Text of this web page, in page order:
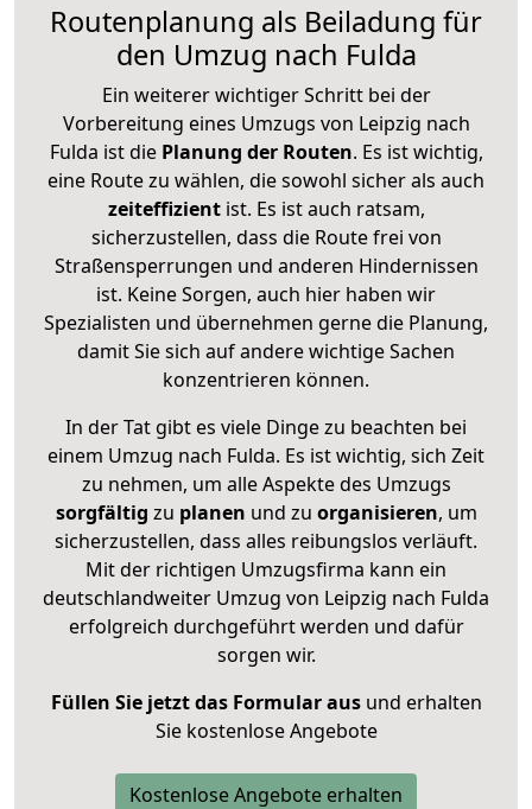
Routenplanung als Beiladung für
den Umzug nach Fulda
Ein weiterer wichtiger Schritt bei der
Vorbereitung eines Umzugs von Leipzig nach
Fulda ist diePlanung der Routen. Es ist wichtig,
eine Route zu wählen, die sowohl sicher als auch
zeiteffizientist. Es ist auch ratsam,
sicherzustellen, dass die Route frei von
Straßensperrungen und anderen Hindernissen
ist. Keine Sorgen, auch hier haben wir
Spezialisten und übernehmen gerne die Planung,
damit Sie sich auf andere wichtige Sachen
konzentrieren können.
In der Tat gibt es viele Dinge zu beachten bei
einem Umzug nach Fulda. Es ist wichtig, sich Zeit
zu nehmen, um alle Aspekte des Umzugs
sorgfältig zu planen und zu organisieren, um
sicherzustellen, dass alles reibungslos verläuft.
Mit der richtigen Umzugsfirma kann ein
deutschlandweiter Umzug von Leipzig nach Fulda
erfolgreich durchgeführt werden und dafür
sorgen wir.
Füllen Sie jetzt das Formular ausund erhalten
Sie kostenlose Angebote
Kostenlose Angebote erhalten